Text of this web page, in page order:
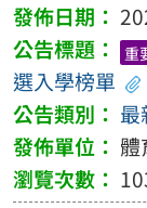
重
選入學榜單
最
體